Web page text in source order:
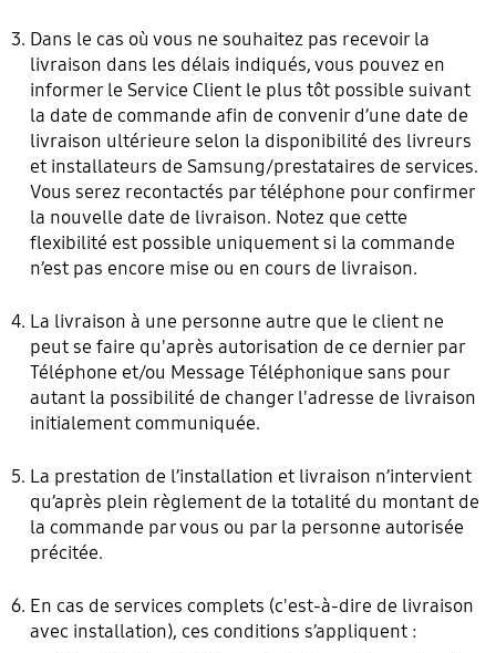
Dans le cas où vous ne souhaitez pas recevoir la
livraison dans les délais indiqués, vous pouvez en
informer le Service Client le plus tôt possible suivant
la date de commande afin de convenir d’une date de
livraison ultérieure selon la disponibilité des livreurs
et installateurs de Samsung/prestataires de services.
Vous serez recontactés par téléphone pour confirmer
la nouvelle date de livraison. Notez que cette
flexibilité est possible uniquement si la commande
n’est pas encore mise ou en cours de livraison.
La livraison à une personne autre que le client ne
peut se faire qu'après autorisation de ce dernier par
Téléphone et/ou Message Téléphonique sans pour
autant la possibilité de changer l'adresse de livraison
initialement communiquée.
La prestation de l’installation et livraison n’intervient
qu’après plein règlement de la totalité du montant de
la commande par vous ou par la personne autorisée
précitée.
En cas de services complets (c'est-à-dire de livraison
avec installation), ces conditions s’appliquent :